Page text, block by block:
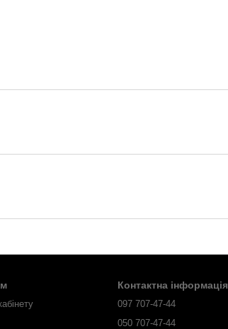
Контактна інформація
097 707-47-44
050 707-47-44